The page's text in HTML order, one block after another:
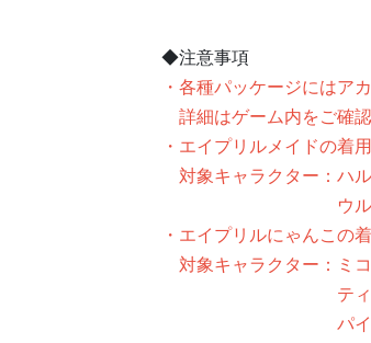
◆注意事項
・各種パッケージにはア
詳細はゲーム内をご確認
・エイプリルメイドの着
対象キャラクター：ハル
ウルフギャング
・エイプリルにゃんこの
対象キャラクター：ミコ
ティナ、バイオ
パイ＝ウィンチェ